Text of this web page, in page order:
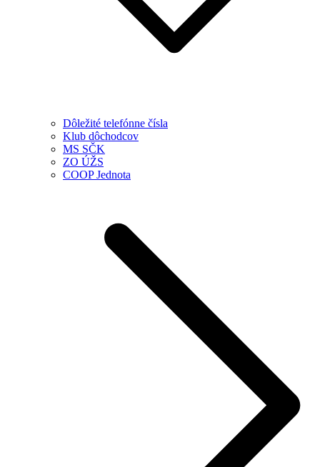
Dôležité telefónne čísla
Klub dôchodcov
MS SČK
ZO ÚŽS
COOP Jednota